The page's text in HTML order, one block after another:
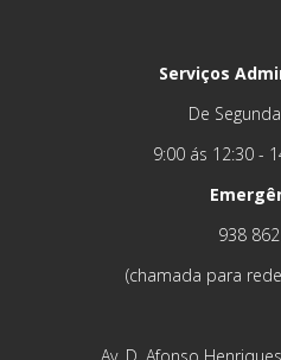
Serviços
De
9:00 ás 12:30 -
938
(chamada para